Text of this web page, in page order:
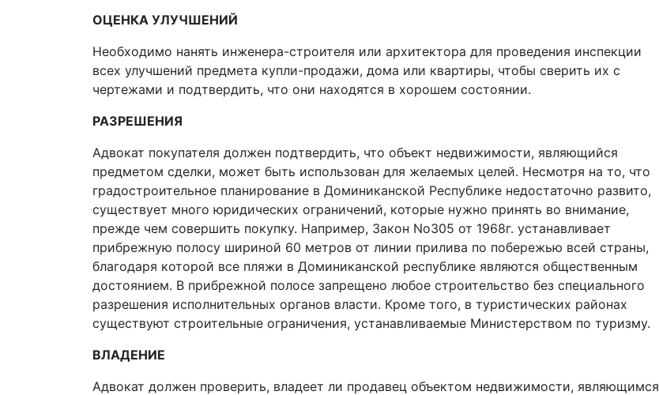
ОЦЕНКА УЛУЧШЕНИЙ
Необходимо нанять инженера-строителя или архитектора для проведения инспекции
всех улучшений предмета купли-продажи, дома или квартиры, чтобы сверить их с
чертежами и подтвердить, что они находятся в хорошем состоянии.
РАЗРЕШЕНИЯ
Адвокат покупателя должен подтвердить, что объект недвижимости, являющийся
предметом сделки, может быть использован для желаемых целей. Несмотря на то, что
градостроительное планирование в Доминиканской Республике недостаточно развито,
существует много юридических ограничений, которые нужно принять во внимание,
прежде чем совершить покупку. Например, Закон No305 от 1968г. устанавливает
прибрежную полосу шириной 60 метров от линии прилива по побережью всей страны,
благодаря которой все пляжи в Доминиканской республике являются общественным
достоянием. В прибрежной полосе запрещено любое строительство без специального
разрешения исполнительных органов власти. Кроме того, в туристических районах
существуют строительные ограничения, устанавливаемые Министерством по туризму.
ВЛАДЕНИЕ
Адвокат должен проверить, владеет ли продавец объектом недвижимости, являющимся